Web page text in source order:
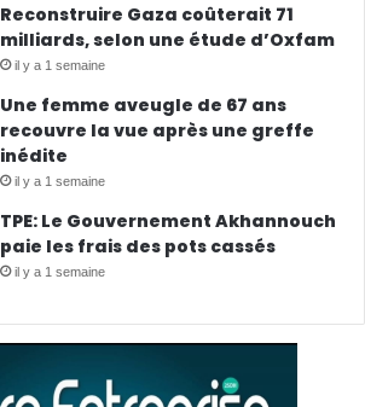
Reconstruire Gaza coûterait 71
milliards, selon une étude d’Oxfam
il y a 1 semaine
Une femme aveugle de 67 ans
recouvre la vue après une greffe
inédite
il y a 1 semaine
TPE: Le Gouvernement Akhannouch
paie les frais des pots cassés
il y a 1 semaine